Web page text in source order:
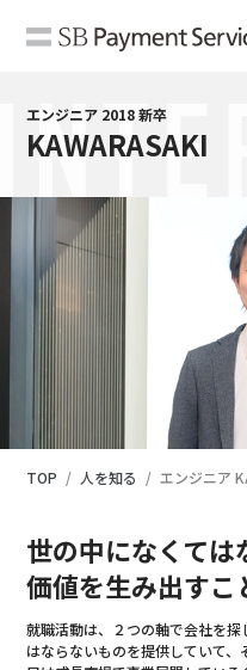
エンジニア 2018 新卒
KAWARASAKI
TOP 人を知る エンジニア
世の中になくて
価値を生み出すこ
就職活動は、２つの軸で会社を
はならないものを提供していて